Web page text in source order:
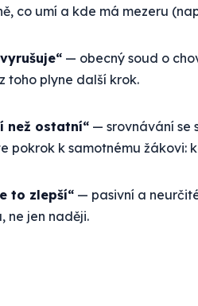
co umí a kde má mezeru
— obecný soud o
toho plyne další krok.
než ostatní“ — srovnávání se
pokrok k samotnému žákovi:
to zlepší“ — pasivní a
ne jen naději.